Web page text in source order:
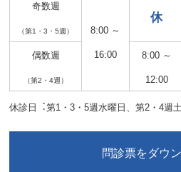
奇数週
（第1・3・5週） 8:00 ～
16:00
休
偶数週
（第2・4週）
8:00 ～
12:00
休診日︓第1・3・5週水曜日、第2・4週
問診票をダウ